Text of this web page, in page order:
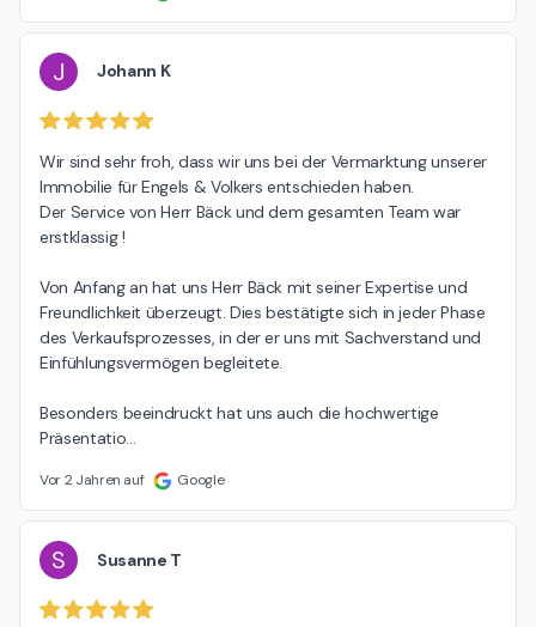
J Johann K
Wir sind sehr froh, dass wir uns bei der Vermarktung unserer
Immobilie für Engels & Volkers entschieden haben.
Der Service von Herr Bäck und dem gesamten Team war
erstklassig !
Von Anfang an hat uns Herr Bäck mit seiner Expertise und
Freundlichkeit überzeugt. Dies bestätigte sich in jeder Phase
des Verkaufsprozesses, in der er uns mit Sachverstand und
Einfühlungsvermögen begleitete.
Besonders beeindruckt hat uns auch die hochwertige
Präsentatio…
Vor 2 Jahren auf Google
S Susanne T